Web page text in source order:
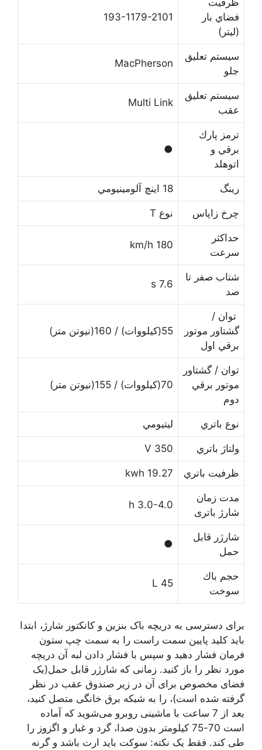
ﻓﻀﺎﻱ ﺑﺎﺭ
(ﻟﻴﺘﺮ)
193-1179-2101
ﺳﻴﺴﺘﻢ ﺗﻌﻠﻴﻖ
ﺟﻠﻮ
MacPherson
ﺳﻴﺴﺘﻢ ﺗﻌﻠﻴﻖ
ﻋﻘﺐ
Multi Link
ﺗﺮﻣﺰ ﭘﺎﺭﻙ
ﺑﺮﻗﻲ ﻭ
ﺍﺗﻮﻫﻠﺪ
●
ﺭﻳﻨﮓ 18 ﺍﻳﻨﭻ ﺁﻟﻮﻣﻴﻨﻴﻮﻣﻲ
ﭼﺮﺥ ﺯﺍﭘﺎﺱ ﻧﻮﻉ T
ﺣﺪﺍﻛﺜﺮ
ﺳﺮﻋﺖ
180 km/h
ﺷﺘﺎﺏ ﺻﻔﺮ ﺗﺎ
ﺻﺪ
7.6 s
ﺗﻮﺍﻥ /
ﮔﺸﺘﺎﻭﺭ ﻣﻮﺗﻮﺭ
ﺑﺮﻗﻲ اول
55(کیلووات) / 160(نیوتن متر)
ﺗﻮﺍﻥ / ﮔﺸﺘﺎﻭﺭ
ﻣﻮﺗﻮﺭ ﺑﺮﻗﻲ
دوم
70(کیلووات) / 155(نیوتن متر)
ﻧﻮﻉ ﺑﺎﺗﺮﻱ ﻟﻴﺘﻴﻮﻣﻲ
ﻭﻟﺘﺎﮊ ﺑﺎﺗﺮﻱ 350 V
ﻇﺮﻓﻴﺖ ﺑﺎﺗﺮﻱ 19.27 kwh
ﻣﺪﺕ ﺯﻣﺎﻥ
ﺷﺎﺭﮊ ﺑﺎﺗﺮی
3.0-4.0 h
ﺷﺎﺭﮊﺭ ﻗﺎﺑﻞ
ﺣﻤﻞ
●
ﺣﺠﻢ ﺑﺎﻙ
ﺳﻮﺧﺖ
45 L
برای دسترسی به دریچه باک بنزین و کانکتور شارژ، ابتدا
باید کلید پایین سمت راست را به سمت چپ ستون
فرمان فشار دهید و سپس با فشار دادن لبه آن دریچه
مورد نظر را باز کنید. زمانی که شارژر قابل حمل(یک
فضای مخصوص برای آن در زیر صندوق عقب در نظر
گرفته شده است)، را به شبکه برق خانگی متصل کنید،
بعد از 7 ساعت با ماشینی روبرو می‌شوید که آماده
است 70-75 کیلومتر بدون صدا، گرد و غبار و اگزوز را
طی کند. فقط یک نکته: سوکت باید ارت باشد و گرنه